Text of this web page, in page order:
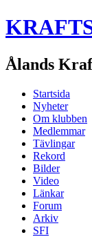
Ålands
Startsida
Nyheter
Om klubben
Medlemmar
Tävlingar
Rekord
Bilder
Video
Länkar
Forum
Arkiv
SFI